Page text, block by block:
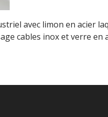
avec limon en acier
cables inox et verre en